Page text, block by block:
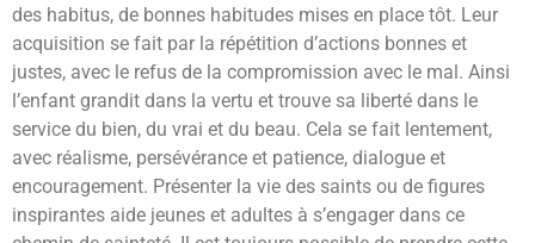
des habitus, de bonnes habitudes mises en place tôt. Leur
acquisition se fait par la répétition d’actions bonnes et
justes, avec le refus de la compromission avec le mal. Ainsi
l’enfant grandit dans la vertu et trouve sa liberté dans le
service du bien, du vrai et du beau. Cela se fait lentement,
avec réalisme, persévérance et patience, dialogue et
encouragement. Présenter la vie des saints ou de figures
inspirantes aide jeunes et adultes à s’engager dans ce